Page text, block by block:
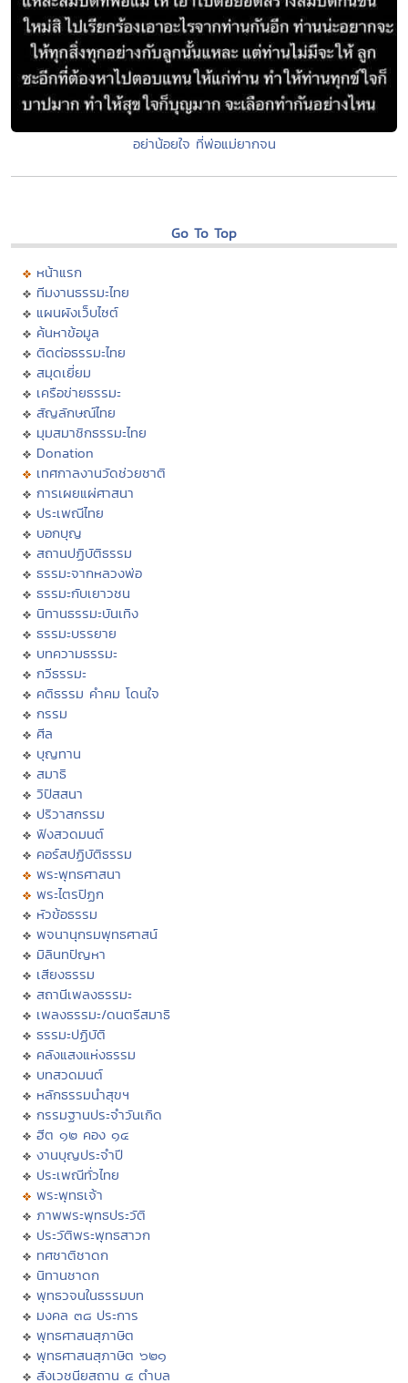
อย่าน้อยใจ ที่พ่อแม่ยากจน
Go To Top
หน้าแรก
ทีมงานธรรมะไทย
แผนผังเว็บไซต์
ค้นหาข้อมูล
ติดต่อธรรมะไทย
สมุดเยี่ยม
เครือข่ายธรรมะ
สัญลักษณ์ไทย
มุมสมาชิกธรรมะไทย
Donation
เทศกาลงานวัดช่วยชาติ
การเผยแผ่ศาสนา
ประเพณีไทย
บอกบุญ
สถานปฏิบัติธรรม
ธรรมะจากหลวงพ่อ
ธรรมะกับเยาวชน
นิทานธรรมะบันเทิง
ธรรมะบรรยาย
บทความธรรมะ
กวีธรรมะ
คติธรรม คำคม โดนใจ
กรรม
ศีล
บุญทาน
สมาธิ
วิปัสสนา
ปริวาสกรรม
ฟังสวดมนต์
คอร์สปฏิบัติธรรม
พระพุทธศาสนา
พระไตรปิฏก
หัวข้อธรรม
พจนานุกรมพุทธศาสน์
มิลินทปัญหา
เสียงธรรม
สถานีเพลงธรรมะ
เพลงธรรมะ/ดนตรีสมาธิ
ธรรมะปฏิบัติ
คลังแสงแห่งธรรม
บทสวดมนต์
หลักธรรมนำสุขฯ
กรรมฐานประจำวันเกิด
ฮีต ๑๒ คอง ๑๔
งานบุญประจำปี
ประเพณีทั่วไทย
พระพุทธเจ้า
ภาพพระพุทธประวัติ
ประวัติพระพุทธสาวก
ทศชาติชาดก
นิทานชาดก
พุทธวจนในธรรมบท
มงคล ๓๘ ประการ
พุทธศาสนสุภาษิต
พุทธศาสนสุภาษิต ๖๒๑
สังเวชนียสถาน ๔ ตำบล